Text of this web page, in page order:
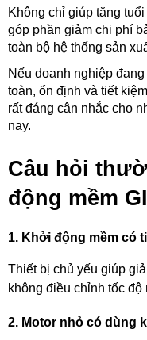
Không chỉ giúp tăng
góp phần giảm chi phí
toàn bộ hệ thống sản
Nếu doanh nghiệp
toàn, ổn định và tiết
rất đáng cân nhắc cho
nay.
Câu hỏi
động mềm
1. Khởi động mềm có
Thiết bị chủ yếu giúp
không điều chỉnh tốc độ
2. Motor nhỏ có dùng